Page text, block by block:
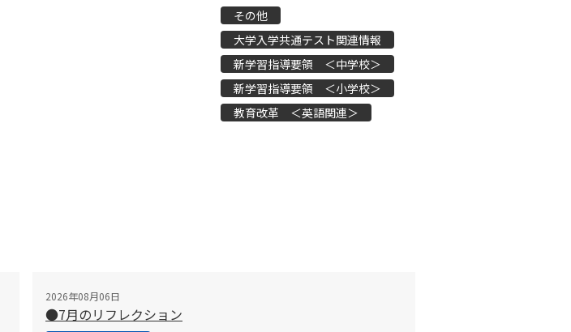
その他
大学入学共通テスト関連情報
新学習指導要領 ＜中学校＞
新学習指導要領 ＜小学校＞
教育改革 ＜英語関連＞
2026年08月06日
●7月のリフレクション